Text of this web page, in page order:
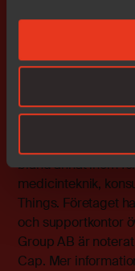
IAR Systems
av processorer i
det möjligt för
produkter och
IAR Systems
och effektivitet i
bland annat inom
medicinteknik,
Things. Företaget
och supportkontor
Group AB är
Cap. Mer